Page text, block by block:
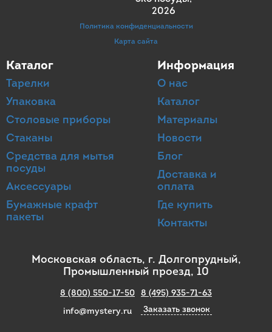
2026
Политика конфиденциальности
Карта сайта
Каталог
Тарелки
Упаковка
Столовые приборы
Стаканы
Средства для мытья
посуды
Аксессуары
Бумажные крафт
пакеты
Информация
О нас
Каталог
Материалы
Новости
Блог
Доставка и
оплата
Где купить
Контакты
Московская область, г. Долгопрудный,
Промышленный проезд, 10
8 (800) 550-17-50
info@mystery.ru
8 (495) 935-71-63
Заказать звонок